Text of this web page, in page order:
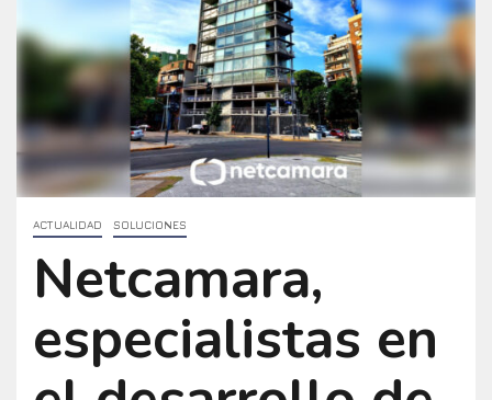
ACTUALIDAD SOLUCIONES
Netcamara,
especialistas en